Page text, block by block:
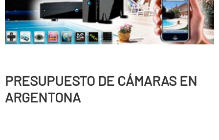
PRESUPUESTO DE CÁMARAS EN
ARGENTONA